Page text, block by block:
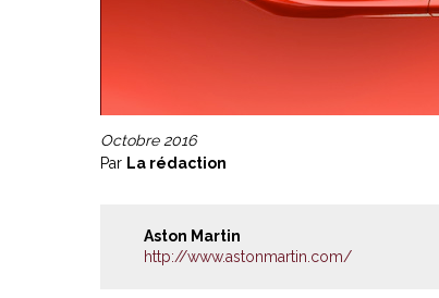
Octobre 2016
Par La rédaction
Aston Martin
http://www.astonmartin.com/